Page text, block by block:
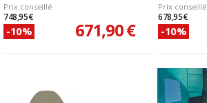
Prix conseillé
748,95 €
-10% 671,90 €
Prix conseillé
678,95 €
-10%